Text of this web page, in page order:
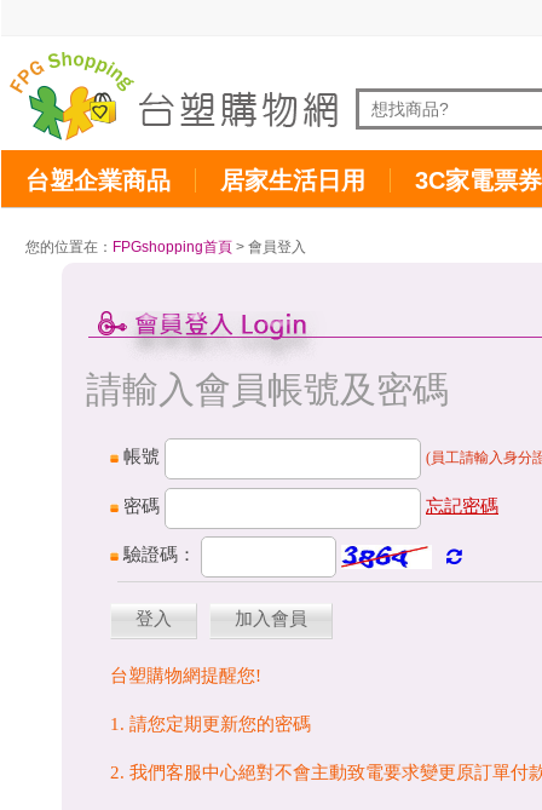
台塑企業商品 居家生活日用 3C家電票券
您的位置在： FPGshopping首頁 > 會員登入
請輸入會員帳號及密碼
帳號 (員工請輸入身分
密碼 忘記密碼
驗證碼：
登入 加入會員
台塑購物網提醒您!
1. 請您定期更新您的密碼
2. 我們客服中心絕對不會主動致電要求變更原訂單付